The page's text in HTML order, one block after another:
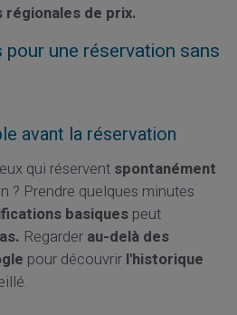
de prix.
une réservation sans
avant la réservation
qui réservent spontanément
? Prendre quelques minutes
basiquespeut
Regarder au-delà des
pour découvrir l'historique